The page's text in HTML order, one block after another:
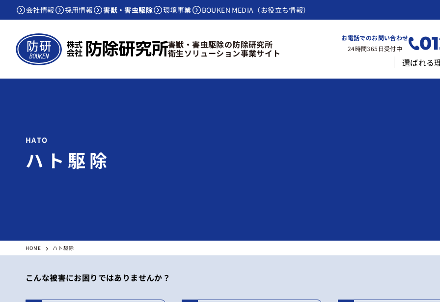
会社情報 採用情報 害獣・害虫駆除 環境事業 BOUKEN MEDIA（お役立ち情報）
害獣・害虫駆除の防除研究所
衛生ソリューション事業サイト
お電話でのお問い合わせ
24時間365日受付中
選ばれる
ハト駆除
HOME ハト駆除
こんな被害にお困りではありませんか？